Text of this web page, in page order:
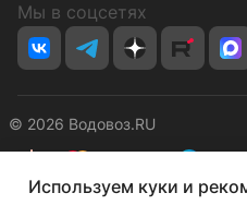
Мы в соцсетях
© 2026 Водовоз.RU
КонфиденциальностьОферта
Используем куки и